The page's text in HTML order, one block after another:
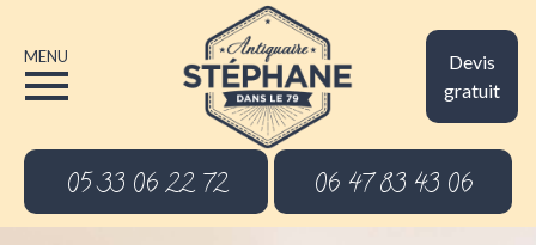
Devis
gratuit
MENU
05 33 06 22 72 06 47 83 43 06